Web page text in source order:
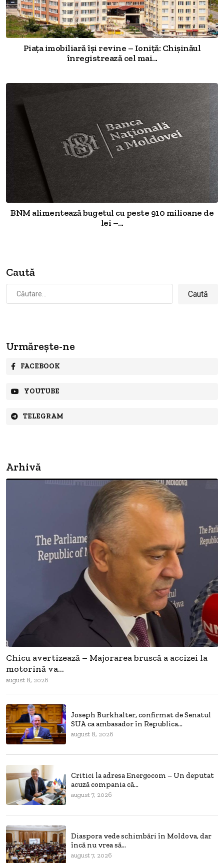
Piața imobiliară își revine – Ioniță: Chișinăul
înregistrează cel mai...
BNM alimentează bugetul cu peste 910 milioane de
lei –...
Caută
Caută
după:
Urmărește-ne
FACEBOOK
YOUTUBE
TELEGRAM
Arhivă
Chicu avertizează – Majorarea bruscă a accizei la
motorină va...
august 8, 2026
Joseph Burkhalter, confirmat de Senatul
SUA ca ambasador în Republica...
august 8, 2026
Critici la adresa Energocom – Un deputat
acuză compania că...
august 7, 2026
Diaspora vede schimbări în Moldova, dar
încă nu vrea să...
august 7, 2026